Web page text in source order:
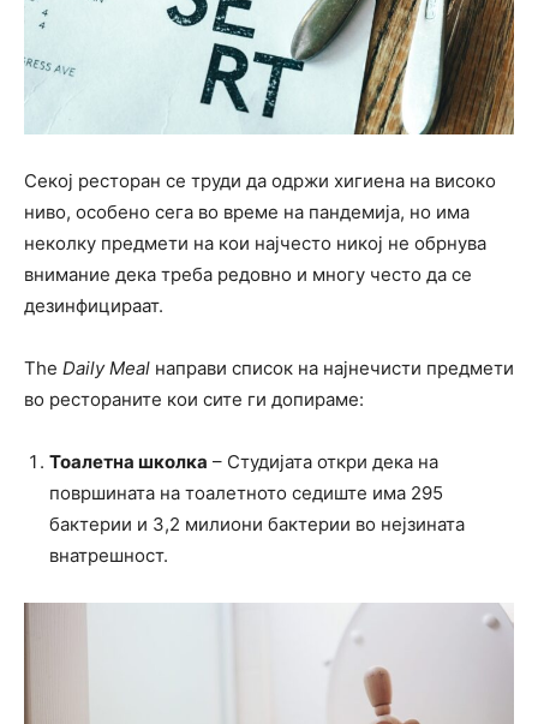
Секој ресторан се труди да одржи хигиена на високо
ниво, особено сега во време на пандемија, но има
неколку предмети на кои најчесто никој не обрнува
внимание дека треба редовно и многу често да се
дезинфицираат.
The Daily Meal направи список на најнечисти предмети
во рестораните кои сите ги допираме:
Тоалетна школка – Студијата откри дека на
површината на тоалетното седиште има 295
бактерии и 3,2 милиони бактерии во нејзината
внатрешност.